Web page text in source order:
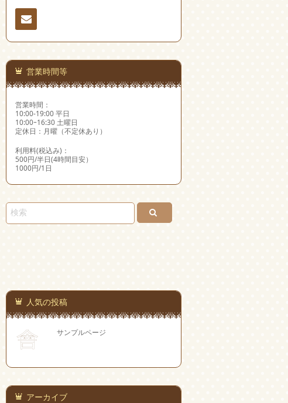
連絡
先
営業時間等
営業時間：
10:00-19:00 平日
10:00ｰ16:30 土曜日
定休日：月曜（不定休あり）
利用料(税込み)：
500円/半日(4時間目安）
1000円/1日
人気の投稿
サンプルページ
アーカイブ